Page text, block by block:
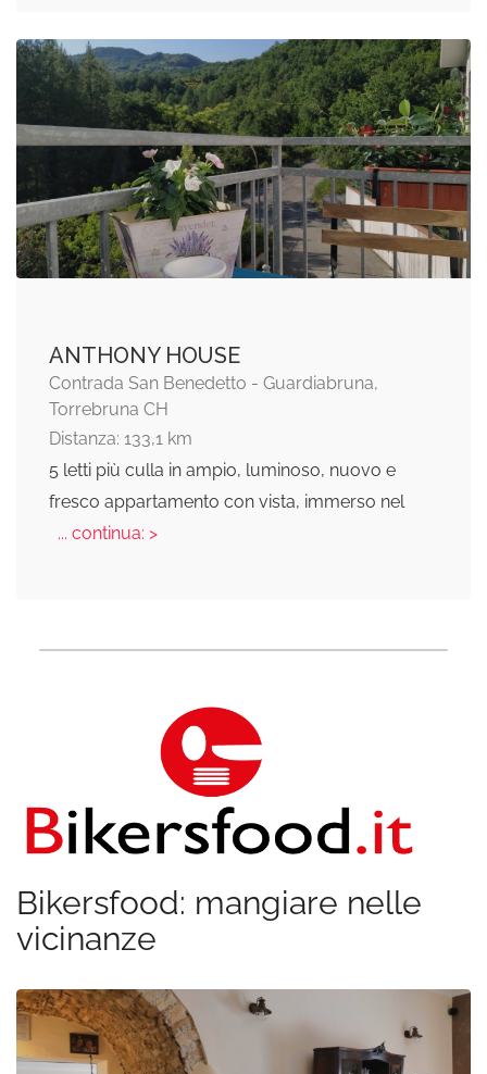
ANTHONY HOUSE
Contrada San Benedetto - Guardiabruna,
Torrebruna CH
Distanza: 133,1 km
5 letti più culla in ampio, luminoso, nuovo e
fresco appartamento con vista, immerso nel
... continua: >
Bikersfood: mangiare nelle
vicinanze